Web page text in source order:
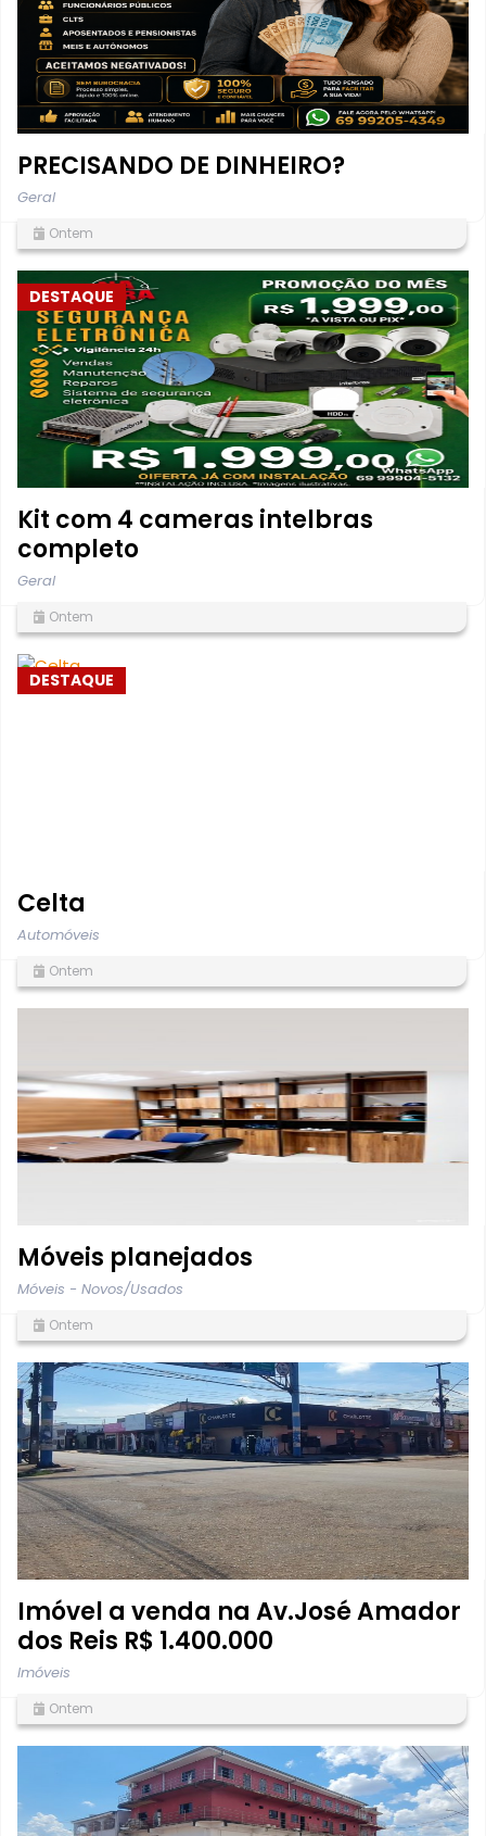
PRECISANDO DE DINHEIRO?
Geral
Ontem
DESTAQUE
Kit com 4 cameras intelbras
completo
Geral
Ontem
DESTAQUE
Celta
Automóveis
Ontem
Móveis planejados
Móveis - Novos/Usados
Ontem
Imóvel a venda na Av.José Amador
dos Reis R$ 1.400.000
Imóveis
Ontem